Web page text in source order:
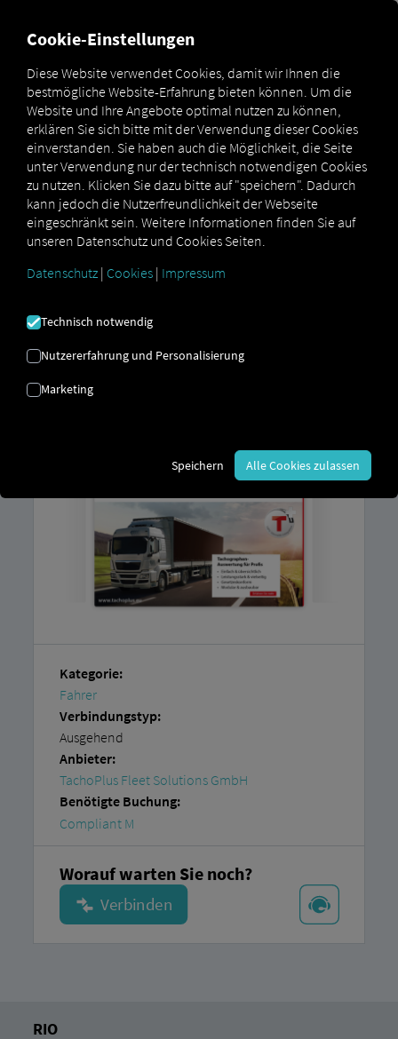
Marketplace Connectors TachoPlus Connect
TACHOPLUS CONNECT
TachoPlusvon der
Service mitDaten aus unseren Services
Zugang zur
Kategorie:
Fahrer
Verbindungstyp:
Ausgehend
Anbieter:
TachoPlus Fleet Solutions GmbH
Benötigte Buchung:
Compliant M
Worauf warten Sie noch?
RIO
Cookie-Einstellungen
Diese Website verwendet Cookies, damit wir Ihnen die
bestmögliche Website-Erfahrung bieten können. Um die
Website und Ihre Angebote optimal nutzen zu können,
erklären Sie sich bitte mit der Verwendung dieser Cookies
einverstanden. Sie haben auch die Möglichkeit, die Seite
unter Verwendung nur der technisch notwendigen Cookies
zu nutzen. Klicken Sie dazu bitte auf "speichern". Dadurch
kann jedoch die Nutzerfreundlichkeit der Webseite
eingeschränkt sein. Weitere Informationen finden Sie auf
unseren Datenschutz und Cookies Seiten.
Datenschutz | Cookies | Impressum
Technisch notwendig
Nutzererfahrung und Personalisierung
Marketing
Speichern Alle Cookies zulassen